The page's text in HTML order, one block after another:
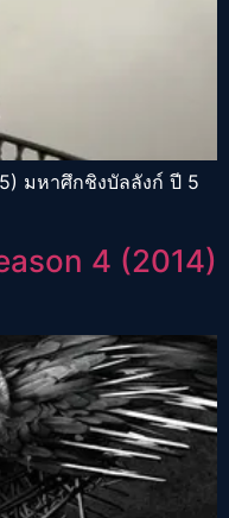
มหาศึกชิงบัลลังก์ ปี 5
4 (2014)